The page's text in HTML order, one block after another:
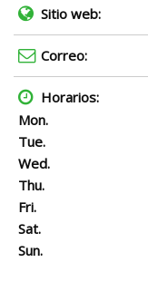
Sitio web:
Correo:
Horarios:
Mon.
Tue.
Wed.
Thu.
Fri.
Sat.
Sun.